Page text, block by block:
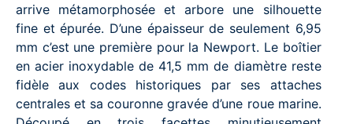
arrive métamorphosée et arbore une silhouette
fine et épurée. D’une épaisseur de seulement 6,95
mm c’est une première pour la Newport. Le boîtier
en acier inoxydable de 41,5 mm de diamètre reste
fidèle aux codes historiques par ses attaches
centrales et sa couronne gravée d’une roue marine.